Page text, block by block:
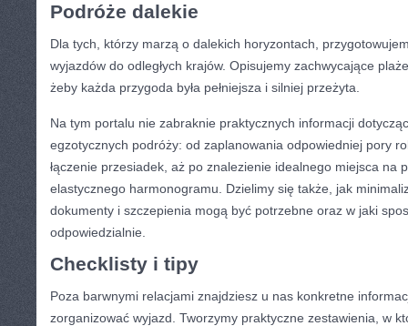
Podróże dalekie
Dla tych, którzy marzą o dalekich horyzontach,
wyjazdów do odległych krajów. Opisujemy zachwycające
żeby każda przygoda była pełniejsza i silniej przeżyta.
Na tym portalu nie zabraknie praktycznych informacji
egzotycznych podróży: od zaplanowania odpowiedniej pory
łączenie przesiadek, aż po znalezienie idealnego miejsca na
elastycznego harmonogramu. Dzielimy się także, jak
dokumenty i szczepienia mogą być potrzebne oraz w jaki
odpowiedzialnie.
Checklisty i tipy
Poza barwnymi relacjami znajdziesz u nas konkretne
zorganizować wyjazd. Tworzymy praktyczne zestawienia, w